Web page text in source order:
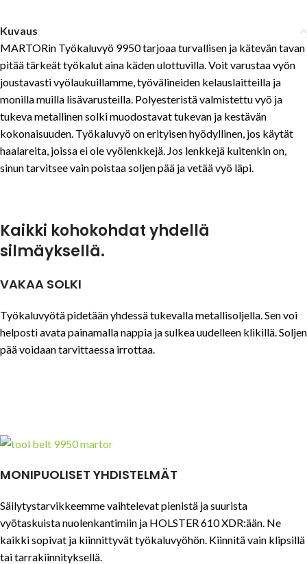
Kuvaus
MARTORin Työkaluvyö 9950 tarjoaa turvallisen ja kätevän tavan
pitää tärkeät työkalut aina käden ulottuvilla. Voit varustaa vyön
joustavasti vyölaukuillamme, työvälineiden kelauslaitteilla ja
monilla muilla lisävarusteilla. Polyesteristä valmistettu vyö ja
tukeva metallinen solki muodostavat tukevan ja kestävän
kokonaisuuden. Työkaluvyö on erityisen hyödyllinen, jos käytät
haalareita, joissa ei ole vyölenkkejä. Jos lenkkejä kuitenkin on,
sinun tarvitsee vain poistaa soljen pää ja vetää vyö läpi.
Kaikki kohokohdat yhdellä
silmäyksellä.
VAKAA SOLKI
Työkaluvyötä pidetään yhdessä tukevalla metallisoljella. Sen voi
helposti avata painamalla nappia ja sulkea uudelleen klikillä. Soljen
pää voidaan tarvittaessa irrottaa.
MONIPUOLISET YHDISTELMÄT
Säilytystarvikkeemme vaihtelevat pienistä ja suurista
vyötaskuista nuolenkantimiin ja HOLSTER 610 XDR:ään. Ne
kaikki sopivat ja kiinnittyvät työkaluvyöhön. Kiinnitä vain klipsillä
tai tarrakiinnityksellä.